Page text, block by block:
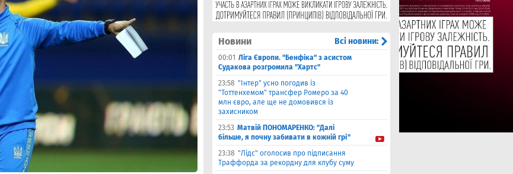
Новини Всі новини:
00:01 Ліга Європи. "Бенфіка" з асистом
Судакова розгромила "Хартс"
23:58 "Інтер" усно погодив із
"Тоттенхемом" трансфер Ромеро за 40
млн євро, але ще не домовився із
захисником
23:53 Матвiй ПОНОМАРЕНКО: "Далі
більше, я почну забивати в кожній грі"
23:38 "Лідс" оголосив про підписання
Траффорда за рекордну для клубу суму